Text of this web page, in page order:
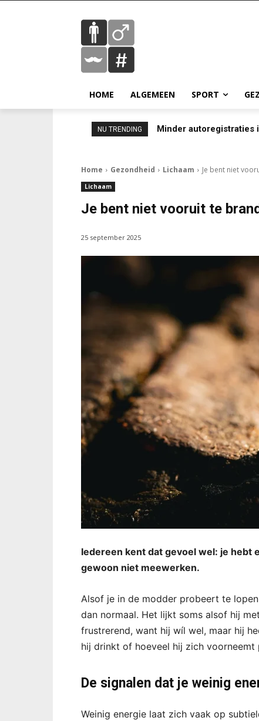
HOME ALGEMEEN SPORT
NU TRENDING Minder autoregistraties
Home Gezondheid Lichaam Je bent niet
Lichaam
Je bent niet vooruit te
25 september 2025
Iedereen kent dat gevoel wel: je hebt
gewoon niet meewerken.
Alsof je in de modder probeert te
dan normaal. Het lijkt soms alsof hij
frustrerend, want hij wíl wel, maar hij
hij drinkt of hoeveel hij zich
De signalen dat je weinig
Weinig energie laat zich vaak op